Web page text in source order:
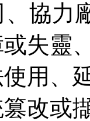
、協力
失靈
用、
篡改或